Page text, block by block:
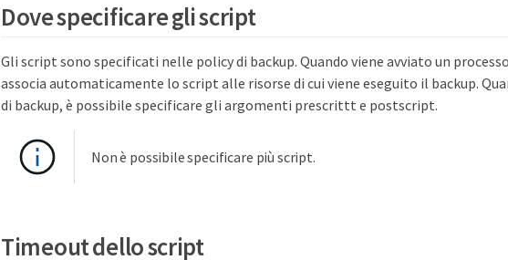
Dove specificare gli script
Gli script sono specificati nelle policy di backup. Quando viene avviato un
associa automaticamente lo script alle risorse di cui viene eseguito il backup.
di backup, è possibile specificare gli argomenti prescrittt e postscript.
Non è possibile specificare più script.
Timeout dello script